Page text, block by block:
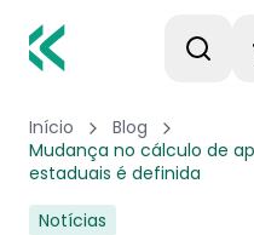
Início
Blog
Mudança no cálculo de
estaduais é definida
Notícias